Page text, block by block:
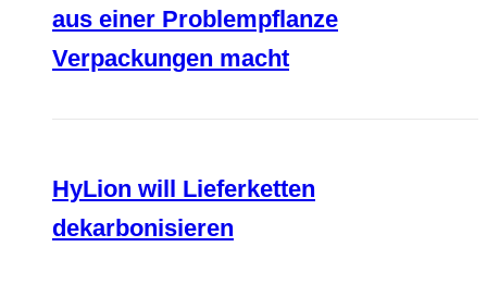
aus einer Problempflanze
Verpackungen macht
HyLion will Lieferketten
dekarbonisieren